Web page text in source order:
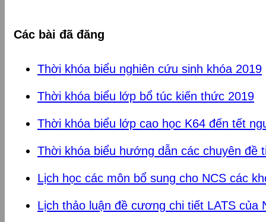
Các bài đã đăng
Thời khóa biểu nghiên cứu sinh khóa 2019
Thời khóa biểu lớp bổ túc kiến thức 2019
Thời khóa biểu lớp cao học K64 đến tết
Thời khóa biểu hướng dẫn các chuyên đề
Lịch học các môn bổ sung cho NCS các
Lịch thảo luận đề cương chi tiết LATS của